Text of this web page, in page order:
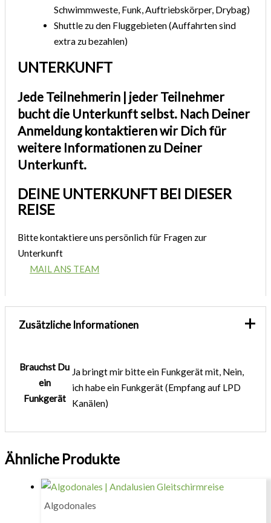
Schwimmweste, Funk, Auftriebskörper, Drybag)
Shuttle zu den Fluggebieten (Auffahrten sind
extra zu bezahlen)
UNTERKUNFT
Jede Teilnehmerin | jeder Teilnehmer
bucht die Unterkunft selbst. Nach Deiner
Anmeldung kontaktieren wir Dich für
weitere Informationen zu Deiner
Unterkunft.
DEINE UNTERKUNFT BEI DIESER
REISE
Bitte kontaktiere uns persönlich für Fragen zur
Unterkunft
MAIL ANS TEAM
Zusätzliche Informationen
Brauchst Du
ein
Funkgerät
Ja bringt mir bitte ein Funkgerät mit, Nein,
ich habe ein Funkgerät (Empfang auf LPD
Kanälen)
Ähnliche Produkte
Algodonales